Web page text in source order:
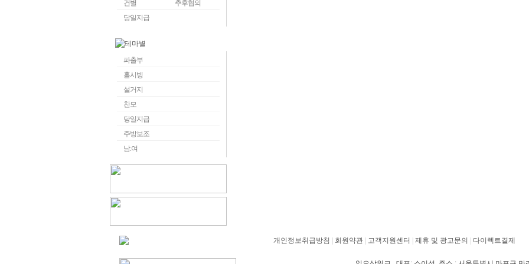
건별
추후협의
당일지급
파출부
홀시빙
설거지
찬모
당일지급
주방보조
남.여
개인정보취급방침 회원약관| 고객지원센터 제휴 및 광고문의 다이렉트결제